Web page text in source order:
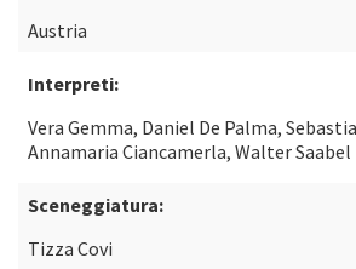
Austria
Interpreti:
Vera Gemma, Daniel De Palma,
Annamaria Ciancamerla, Walter Saabel
Sceneggiatura:
Tizza Covi